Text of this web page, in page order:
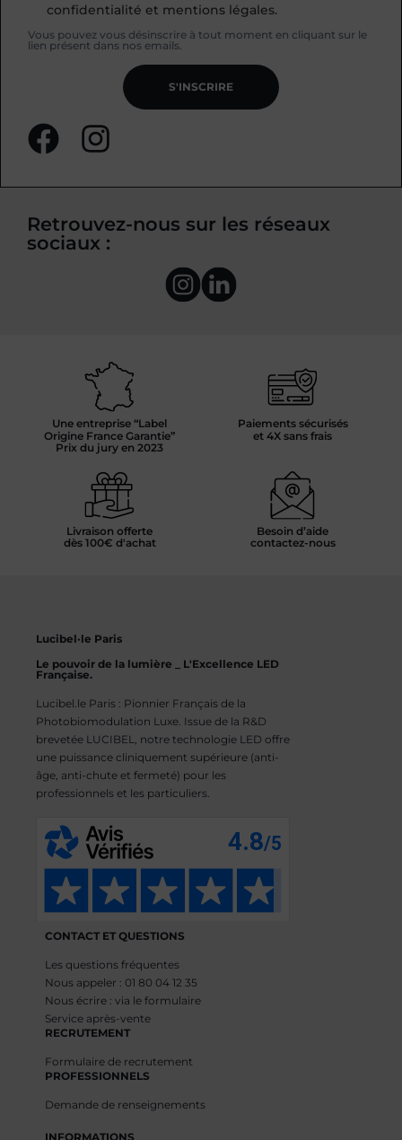
confidentialité et mentions légales.
Vous pouvez vous désinscrire à tout moment en cliquant sur le
lien présent dans nos emails.
S'INSCRIRE
Retrouvez-nous sur les réseaux
sociaux :
Une entreprise “Label
Origine France Garantie”
Prix du jury en 2023
Paiements sécurisés
et 4X sans frais
Livraison offerte
dès 100€ d'achat
Besoin d’aide
contactez-nous
Lucibel·le Paris
Le pouvoir de la lumière _ L'Excellence LED
Française.
Lucibel.le Paris : Pionnier Français de la
Photobiomodulation Luxe. Issue de la R&D
brevetée LUCIBEL, notre technologie LED offre
une puissance cliniquement supérieure (anti-
âge, anti-chute et fermeté) pour les
professionnels et les particuliers.
CONTACT ET QUESTIONS
Les questions fréquentes
Nous appeler : 01 80 04 12 35
Nous écrire : via le formulaire
Service après-vente
RECRUTEMENT
Formulaire de recrutement
PROFESSIONNELS
Demande de renseignements
INFORMATIONS